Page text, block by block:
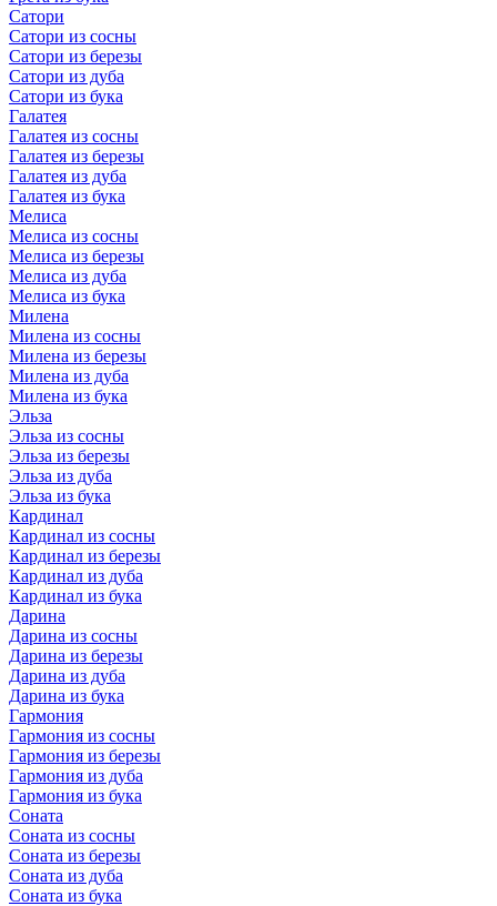
Сатори
Сатори из сосны
Сатори из березы
Сатори из дуба
Сатори из бука
Галатея
Галатея из сосны
Галатея из березы
Галатея из дуба
Галатея из бука
Мелиса
Мелиса из сосны
Мелиса из березы
Мелиса из дуба
Мелиса из бука
Милена
Милена из сосны
Милена из березы
Милена из дуба
Милена из бука
Эльза
Эльза из сосны
Эльза из березы
Эльза из дуба
Эльза из бука
Кардинал
Кардинал из сосны
Кардинал из березы
Кардинал из дуба
Кардинал из бука
Дарина
Дарина из сосны
Дарина из березы
Дарина из дуба
Дарина из бука
Гармония
Гармония из сосны
Гармония из березы
Гармония из дуба
Гармония из бука
Соната
Соната из сосны
Соната из березы
Соната из дуба
Соната из бука